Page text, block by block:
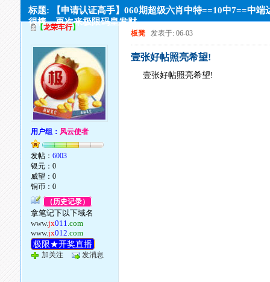
标题: 【申请认证高手】060期超级六肖中特==10中7==中端
很棒。再次来极限码皇发财
【龙荣车行】
用户组： 风云使者
发帖：6003
银元：0
威望：0
铜币：0
（历史记录）
拿笔记下以下域名
www.jx011.com
www.jx012.com
极限★开奖直播
加关注 发消息
板凳 发表于: 06-03
壹张好帖照亮希望!
壹张好帖照亮希望!